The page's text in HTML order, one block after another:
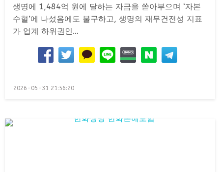
생명에 1,484억 원에 달하는 자금을 쏟아부으며 ‘자본
수혈’에 나섰음에도 불구하고, 생명의 재무건전성 지표
가 업계 하위권인…
Posted
2026-05-31 21:56:20